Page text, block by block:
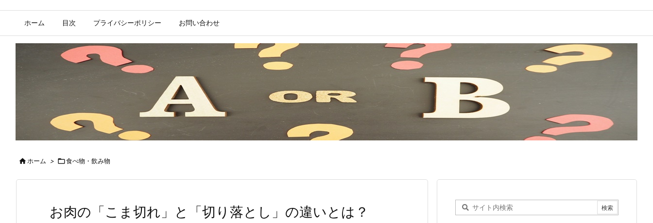
ホーム 目次 プライバシーポリシー お問い合わせ
ホーム > 食べ物・飲み物
お肉の「こま切れ」と「切り落とし」の違いとは？